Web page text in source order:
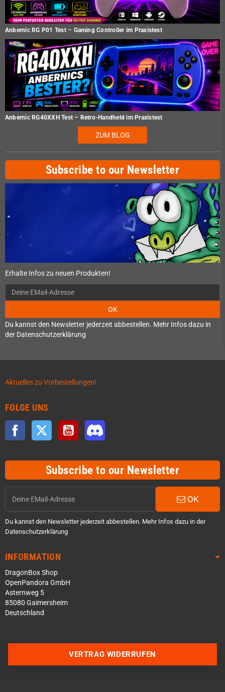
Anbernic RG P01 Test – Gaming Controller im Praxistest
Anbernic RG40XXH Test – Retro-Handheld im Praxistest
ZUM BLOG
Subscribe to our Newsletter
Erhalte Infos zu neuen Produkten!
OK
Du kannst den Newsletter jederzeit abbestellen. Mehr Infos dazu in
der Datenschutzerklärung
Aktuelles zu Vorbestellungen!
FOLGE UNS
Facebook Twitter YouTube
Subscribe to our Newsletter
OK
Du kannst den Newsletter jederzeit abbestellen. Mehr Infos dazu in der
Datenschutzerklärung
INFORMATION
DragonBox Shop
OpenPandora GmbH
Asternweg 5
85080 Gaimersheim
Deutschland
VERTRAG WIDERRUFEN